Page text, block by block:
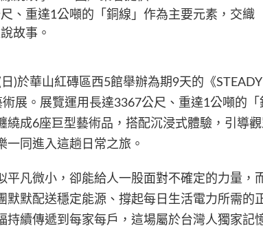
、重達1公噸的「銅線」作為主要元素，交織
故事。
)於華山紅磚區西5館舉辦為期9天的《STEADY
展。展覽運用長達3367公尺、重達1公噸的「
繞成6座巨型藝術品，搭配沉浸式體驗，引導
一同進入這趟日常之旅。
平凡微小，卻能給人一股面對不確定的力量，
默默配送穩定能源、撐起每日生活電力所需的
持續傳遞到每家每戶，這場屬於台灣人獨家記